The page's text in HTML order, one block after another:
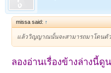
missa said: ↑
แล้ววิญญาณนั้นจะสามารถมาโดนตัว
ลองอ่านเรื่องข้างล่างนี้